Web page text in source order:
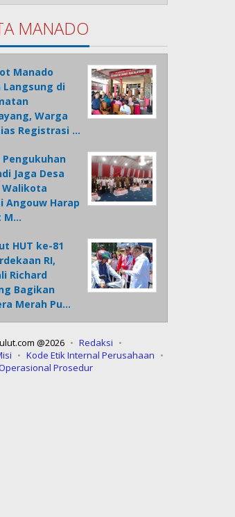
MANADO
Manado
Langsung di
Warga
Registrasi …
Pengukuhan
Jaga Desa
Walikota
Angouw Harap
M…
HUT ke-81
RI,
Richard
Bagikan
Merah Pu…
@2026
Redaksi
Kode Etik Internal Perusahaan
Prosedur